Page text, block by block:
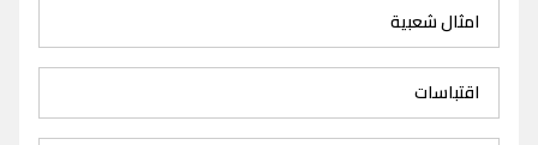
امثال شعبية
اقتباسات